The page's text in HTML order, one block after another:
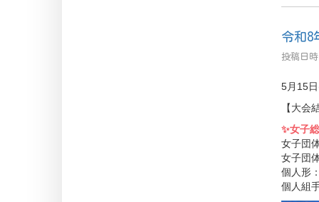
令和
投稿日
5月15
【大会
✨女子
女子団
女子団
個人形
個人組